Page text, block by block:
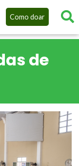
Como doar
de